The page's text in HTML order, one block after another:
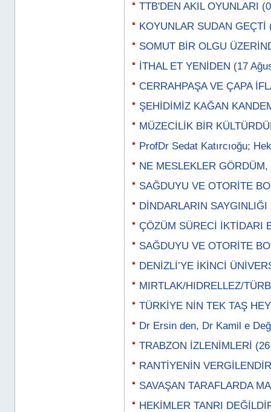
TTB'DEN AKIL OYUNLARI
KOYUNLAR SUDAN GEÇTİ
SOMUT BİR OLGU
İTHAL ET YENİDEN (17
CERRAHPAŞA VE ÇAPA
ŞEHİDİMİZ KAĞAN
MÜZECİLİK BİR
ProfDr Sedat Katırcıoğu;
NE MESLEKLER
SAĞDUYU VE OTORİTE
DİNDARLARIN
ÇÖZÜM SÜRECİ İKTİDARI
SAĞDUYU VE OTORİTE
DENİZLİ’YE İKİNCİ
MIRTLAK/HIDRELLEZ/
TÜRKİYE NİN TEK TAŞ
Dr Ersin den, Dr Kamil e
TRABZON İZLENİMLERİ
RANTİYENİN
SAVAŞAN TARAFLARDA
HEKİMLER TANRI